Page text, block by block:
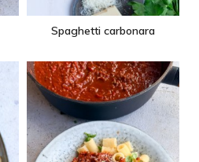
Spaghetti carbonara